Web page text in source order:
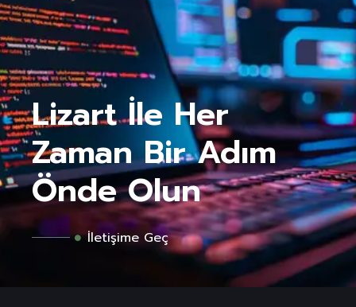
Lizart İle Her
Zaman Bir Adım
Önde Olun
İletişime Geç